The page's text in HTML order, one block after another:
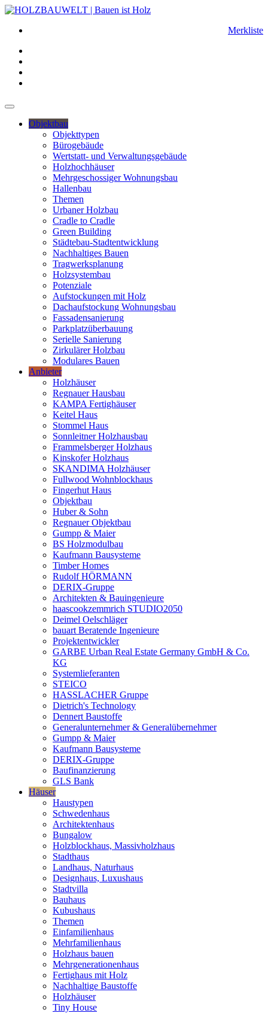
Merkliste
Objektbau
Objekttypen
Bürogebäude
Wertstatt- und Verwaltungsgebäude
Holzhochhäuser
Mehrgeschossiger Wohnungsbau
Hallenbau
Themen
Urbaner Holzbau
Cradle to Cradle
Green Building
Städtebau-Stadtentwicklung
Nachhaltiges Bauen
Tragwerksplanung
Holzsystembau
Potenziale
Aufstockungen mit Holz
Dachaufstockung Wohnungsbau
Fassadensanierung
Parkplatzüberbauung
Serielle Sanierung
Zirkulärer Holzbau
Modulares Bauen
Anbieter
Holzhäuser
Regnauer Hausbau
KAMPA Fertighäuser
Keitel Haus
Stommel Haus
Sonnleitner Holzhausbau
Frammelsberger Holzhaus
Kinskofer Holzhaus
SKANDIMA Holzhäuser
Fullwood Wohnblockhaus
Fingerhut Haus
Objektbau
Huber & Sohn
Regnauer Objektbau
Gumpp & Maier
BS Holzmodulbau
Kaufmann Bausysteme
Timber Homes
Rudolf HÖRMANN
DERIX-Gruppe
Architekten & Bauingenieure
haascookzemmrich STUDIO2050
Deimel Oelschläger
bauart Beratende Ingenieure
Projektentwickler
GARBE Urban Real Estate Germany GmbH & Co.
KG
Systemlieferanten
STEICO
HASSLACHER Gruppe
Dietrich's Technology
Dennert Baustoffe
Generalunternehmer & Generalübernehmer
Gumpp & Maier
Kaufmann Bausysteme
DERIX-Gruppe
Baufinanzierung
GLS Bank
Häuser
Haustypen
Schwedenhaus
Architektenhaus
Bungalow
Holzblockhaus, Massivholzhaus
Stadthaus
Landhaus, Naturhaus
Designhaus, Luxushaus
Stadtvilla
Bauhaus
Kubushaus
Themen
Einfamilienhaus
Mehrfamilienhaus
Holzhaus bauen
Mehrgenerationenhaus
Fertighaus mit Holz
Nachhaltige Baustoffe
Holzhäuser
Tiny House